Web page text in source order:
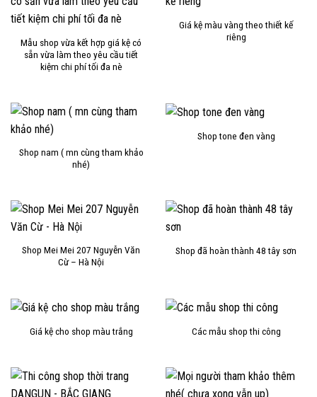
Mẫu shop vừa kết hợp giá kệ có
sẵn vừa làm theo yêu cầu tiết
kiệm chi phí tối đa nè
Giá kệ màu vàng theo thiết kế
riêng
Shop nam ( mn cùng tham khảo
nhé)
Shop tone đen vàng
Shop Mei Mei 207 Nguyễn Văn
Cừ – Hà Nội
Shop đã hoàn thành 48 tây sơn
Giá kệ cho shop màu trắng Các mẫu shop thi công